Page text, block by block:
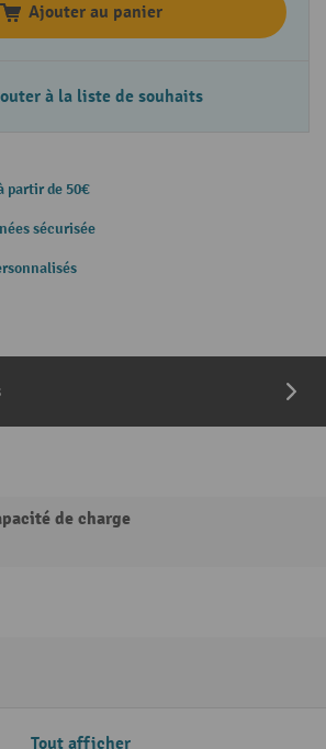
Ajouter au panier
à la liste de souhaits
partir de 50€
sécurisée
de charge
Tout afficher